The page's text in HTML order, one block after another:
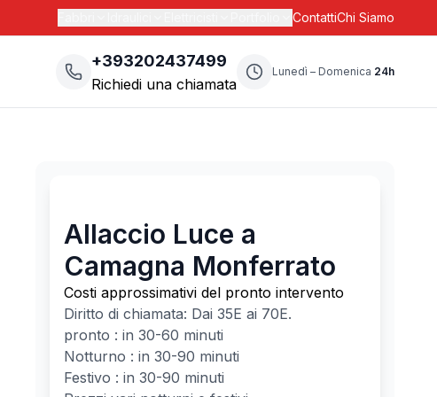
ContattiChi Siamo
+393202437499
Richiedi una chiamata
Lunedì – Domenica 24h
Allaccio Luce a
Camagna Monferrato
Costi approssimativi del pronto intervento
Diritto di chiamata: Dai 35E ai 70E.
pronto : in 30-60 minuti
Notturno : in 30-90 minuti
Festivo : in 30-90 minuti